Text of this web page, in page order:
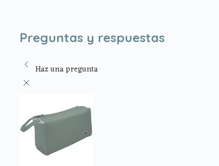
Preguntas y respuestas
Haz una pregunta